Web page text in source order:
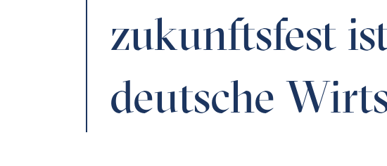
zukunftsfest
deutsche